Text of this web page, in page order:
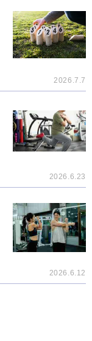
2026.7.7
2026.6.23
2026.6.12